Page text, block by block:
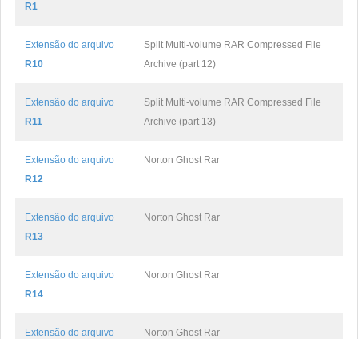
R1
Extensão do arquivo
R10
Split Multi-volume RAR Compressed File
Archive (part 12)
Extensão do arquivo
R11
Split Multi-volume RAR Compressed File
Archive (part 13)
Extensão do arquivo
R12
Norton Ghost Rar
Extensão do arquivo
R13
Norton Ghost Rar
Extensão do arquivo
R14
Norton Ghost Rar
Extensão do arquivo
Norton Ghost Rar